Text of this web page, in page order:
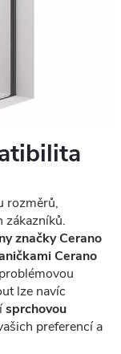
rozměrů,
zákazníků.
značky Cerano
Cerano
lze navíc
sprchovou
preferencí a